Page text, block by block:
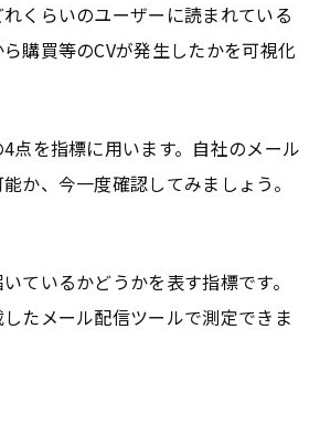
くらいのユーザーに読まれている
購買等のCVが発生したかを可視化
点を指標に用います。自社のメール
か、今一度確認してみましょう。
ているかどうかを表す指標です。
たメール配信ツールで測定できま